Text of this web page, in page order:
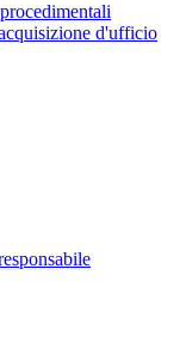
d'ufficio